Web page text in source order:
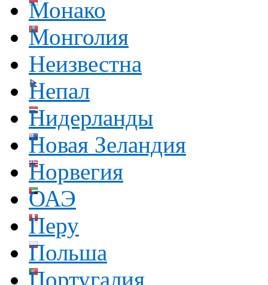
Монако
Монголия
Неизвестна
Непал
Нидерланды
Новая Зеландия
Норвегия
ОАЭ
Перу
Польша
Португалия